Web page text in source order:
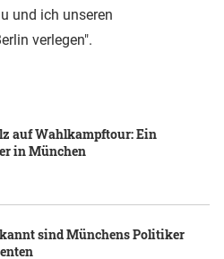
und ich unseren
verlegen".
auf Wahlkampftour: Ein
in München
sind Münchens Politiker